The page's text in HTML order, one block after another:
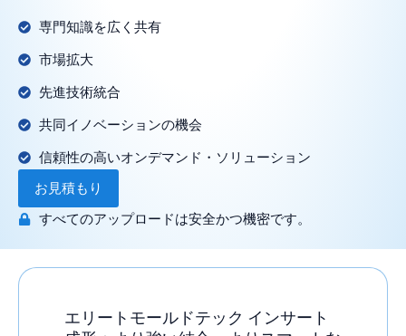
専門知識を広く共有
市場拡大
先進技術統合
共同イノベーションの機会
信頼性の高いオンデマンド・ソリューション
お見積もり
すべてのアップロードは安全かつ機密です。
エリートモールドテック インサート